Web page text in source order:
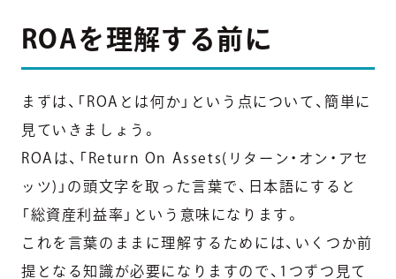
ROAを理解する前に
まずは、「ROAとは何か」という点について、簡単に
見ていきましょう。
ROAは、「Return On Assets(リターン・オン・アセ
ッツ)」の頭文字を取った言葉で、日本語にすると
「総資産利益率」という意味になります。
これを言葉のままに理解するためには、いくつか前
提となる知識が必要になりますので、1つずつ見て